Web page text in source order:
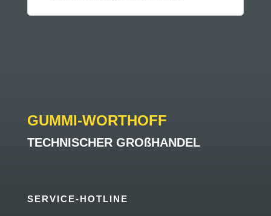
GUMMI-WORTHOFF
TECHNISCHER GROßHANDEL
SERVICE-HOTLINE